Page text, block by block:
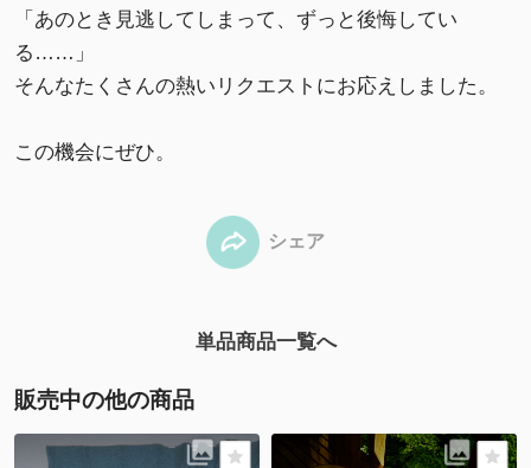
「あのとき見逃してしまって、ずっと後悔してい
る……」
そんなたくさんの熱いリクエストにお応えしました。
この機会にぜひ。
シェア
単品商品一覧へ
販売中の他の商品